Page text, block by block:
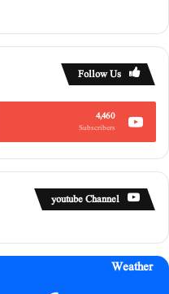
Follow Us
4,460
Subscribers
youtube Channel
Weather